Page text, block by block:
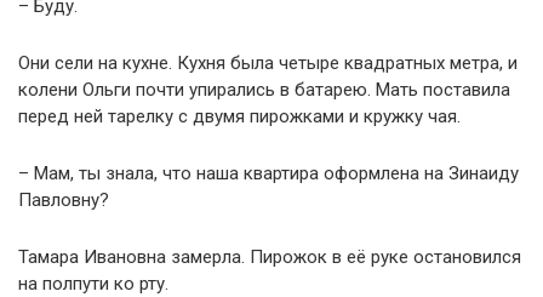
– Буду.
Они сели на кухне. Кухня была четыре квадратных метра, и
колени Ольги почти упирались в батарею. Мать поставила
перед ней тарелку с двумя пирожками и кружку чая.
– Мам, ты знала, что наша квартира оформлена на Зинаиду
Павловну?
Тамара Ивановна замерла. Пирожок в её руке остановился
на полпути ко рту.